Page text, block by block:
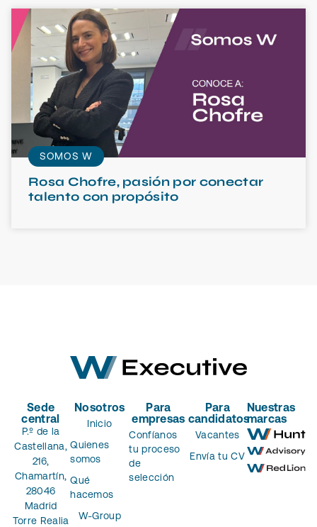
SOMOS W
Rosa Chofre, pasión por conectar
talento con propósito
Sede
central
P.º de la
Castellana,
216,
Chamartín,
28046
Madrid
Torre Realia
Nosotros
Inicio
Quienes
somos
Qué
hacemos
W-Group
Para
empresas
Confíanos
tu proceso
de
selección
Para
candidatos
Vacantes
Envía tu CV
Nuestras
marcas